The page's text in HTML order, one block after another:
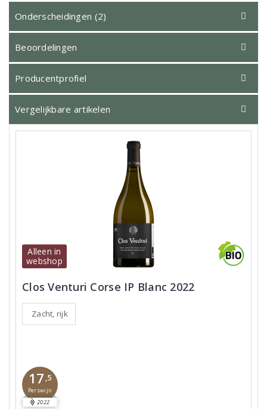
Onderscheidingen (2)
Beoordelingen
Producentprofiel
Vergelijkbare artikelen
Alleen in
webshop
Clos Venturi Corse IP Blanc 2022
Zacht, rijk
17 ,5
Perswijn
2022